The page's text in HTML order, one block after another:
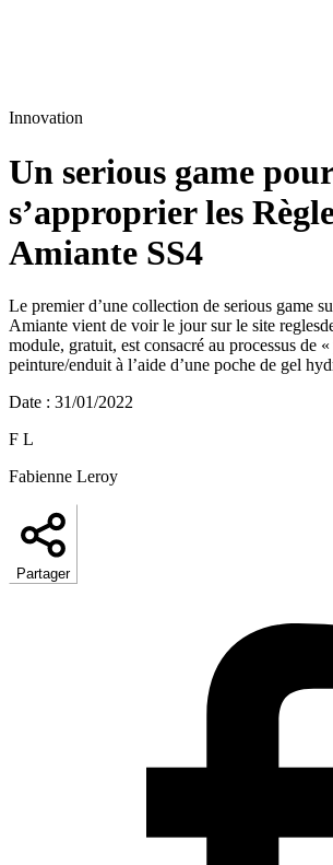
Innovation
Un serious game pour
s’approprier les
Amiante SS4
Le premier d’une collection de serious game
Amiante vient de voir le jour sur le site
module, gratuit, est consacré au processus de «
peinture/enduit à l’aide d’une poche de gel
Date : 31/01/2022
F L
Fabienne Leroy
Partager